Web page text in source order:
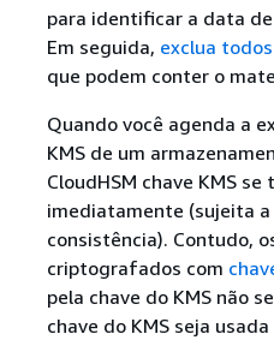
para identificar a data de
Em seguida, exclua
que podem conter o
Quando você agenda a
KMS de um
CloudHSM chave KMS
imediatamente (sujeita
consistência). Contudo,
criptografados com
pela chave do KMS não
chave do KMS seja